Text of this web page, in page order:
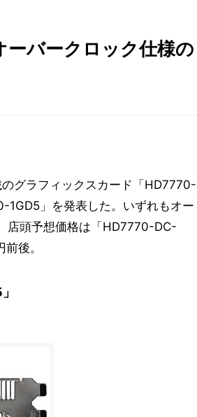
バークロック仕様の
グラフィックスカード「HD7770-
」を発表した。いずれもオー
店頭予想価格は「HD7770-DC-
後。